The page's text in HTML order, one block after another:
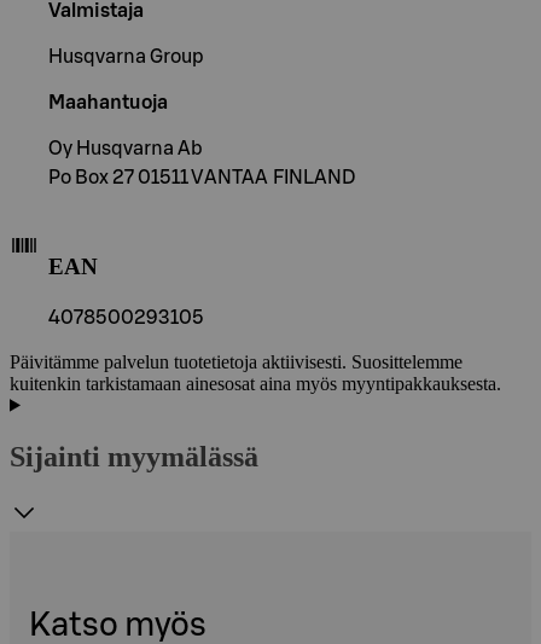
Valmistaja
Husqvarna Group
Maahantuoja
Oy Husqvarna Ab
Po Box 27 01511 VANTAA FINLAND
EAN
4078500293105
Päivitämme palvelun tuotetietoja aktiivisesti. Suosittelemme
kuitenkin tarkistamaan ainesosat aina myös myyntipakkauksesta.
Sijainti myymälässä
Katso myös